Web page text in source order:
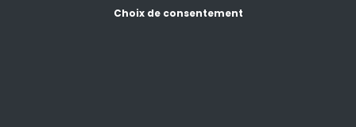
Choix de consentement